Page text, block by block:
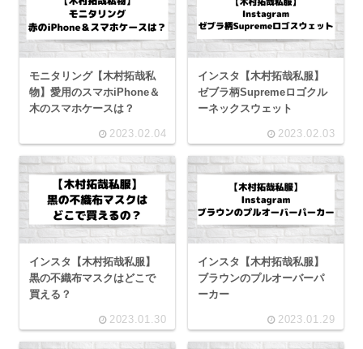
モニタリング【木村拓哉私
物】愛用のスマホiPhone＆
木のスマホケースは？
2023.02.04
インスタ【木村拓哉私服】
ゼブラ柄Supremeロゴクル
ーネックスウェット
2023.02.03
インスタ【木村拓哉私服】
黒の不織布マスクはどこで
買える？
2023.01.30
インスタ【木村拓哉私服】
ブラウンのプルオーバーパ
ーカー
2023.01.29